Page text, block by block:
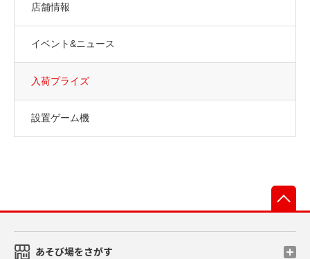
店舗情報
イベント&ニュース
入荷プライズ
設置ゲーム機
あそび場をさがす